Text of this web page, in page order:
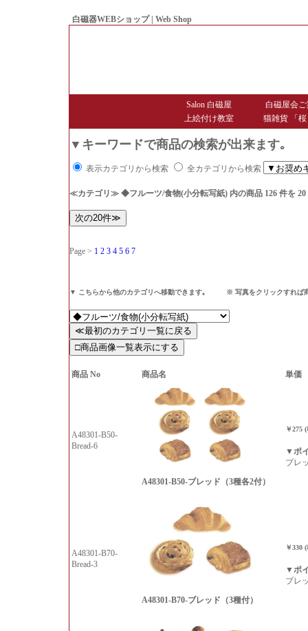
白磁器WEBショップ | Web Shop
Salon 白磁屋
白磁屋会
上絵付け教室
猫雑貨 「
▼キーワードで商品の検索が出来ます｡
表示カテゴリから検索 全カテゴリから検索
≪カテゴリ≫ ◆フルーツ/食物(小分転写紙) 内の商品 126 件を
Page > 1 2 3 4 5 6 7
▼ こちらから他のカテゴリへ移動できます｡ ※ 写真をクリックすれば商
商品 No 商品名 単価
A48301-B50-
Bread-6
A48301-B50-ブレッド（3種各2付）
￥275
▼ポ
ブレ
A48301-B70-
Bread-3
A48301-B70-ブレッド（3種付）
￥330
▼ポ
ブレ